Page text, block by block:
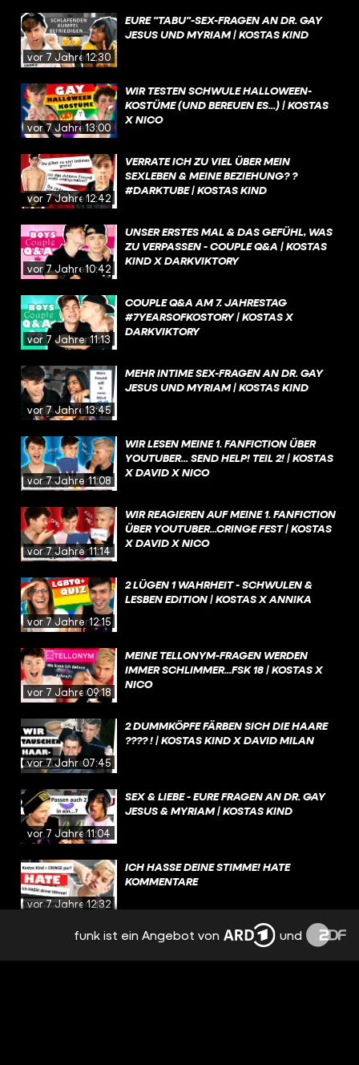
vor 7 Jahren12:30
EURE "TABU"-SEX-FRAGEN AN DR. GAY
JESUS UND MYRIAM | KOSTAS KIND
vor 7 Jahren13:00
WIR TESTEN SCHWULE HALLOWEEN-
KOSTÜME (UND BEREUEN ES...) | KOSTAS
X NICO
vor 7 Jahren12:42
VERRATE ICH ZU VIEL ÜBER MEIN
SEXLEBEN & MEINE BEZIEHUNG? ?
#DARKTUBE | KOSTAS KIND
vor 7 Jahren10:42
UNSER ERSTES MAL & DAS GEFÜHL, WAS
ZU VERPASSEN - COUPLE Q&A | KOSTAS
KIND X DARKVIKTORY
vor 7 Jahren11:13
COUPLE Q&A AM 7. JAHRESTAG
#7YEARSOFKOSTORY | KOSTAS X
DARKVIKTORY
vor 7 Jahren13:45
MEHR INTIME SEX-FRAGEN AN DR. GAY
JESUS UND MYRIAM | KOSTAS KIND
vor 7 Jahren11:08
WIR LESEN MEINE 1. FANFICTION ÜBER
YOUTUBER... SEND HELP! TEIL 2! | KOSTAS
X DAVID X NICO
vor 7 Jahren11:14
WIR REAGIEREN AUF MEINE 1. FANFICTION
ÜBER YOUTUBER...CRINGE FEST | KOSTAS
X DAVID X NICO
vor 7 Jahren12:15
2 LÜGEN 1 WAHRHEIT - SCHWULEN &
LESBEN EDITION | KOSTAS X ANNIKA
vor 7 Jahren09:18
MEINE TELLONYM-FRAGEN WERDEN
IMMER SCHLIMMER...FSK 18 | KOSTAS X
NICO
vor 7 Jahren07:45
2 DUMMKÖPFE FÄRBEN SICH DIE HAARE
???? ! | KOSTAS KIND X DAVID MILAN
vor 7 Jahren11:04
SEX & LIEBE - EURE FRAGEN AN DR. GAY
JESUS & MYRIAM | KOSTAS KIND
vor 7 Jahren12:32
ICH HASSE DEINE STIMME! HATE
KOMMENTARE
WENN DU WOCHENLANG VERARSCHT
UND BELOGEN WIRST...#CATFISH |
funk ist ein Angebot von und